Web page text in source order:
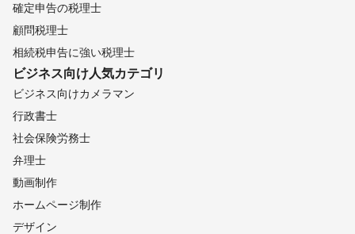
確定申告の税理士
顧問税理士
相続税申告に強い税理士
ビジネス向け人気カテゴリ
ビジネス向けカメラマン
行政書士
社会保険労務士
弁理士
動画制作
ホームページ制作
デザイン